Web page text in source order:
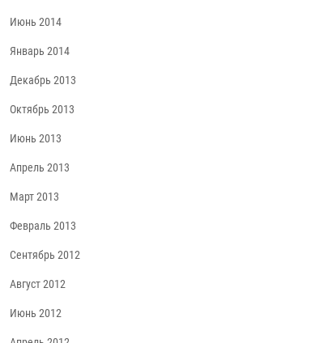
Июнь 2014
Январь 2014
Декабрь 2013
Октябрь 2013
Июнь 2013
Апрель 2013
Март 2013
Февраль 2013
Сентябрь 2012
Август 2012
Июнь 2012